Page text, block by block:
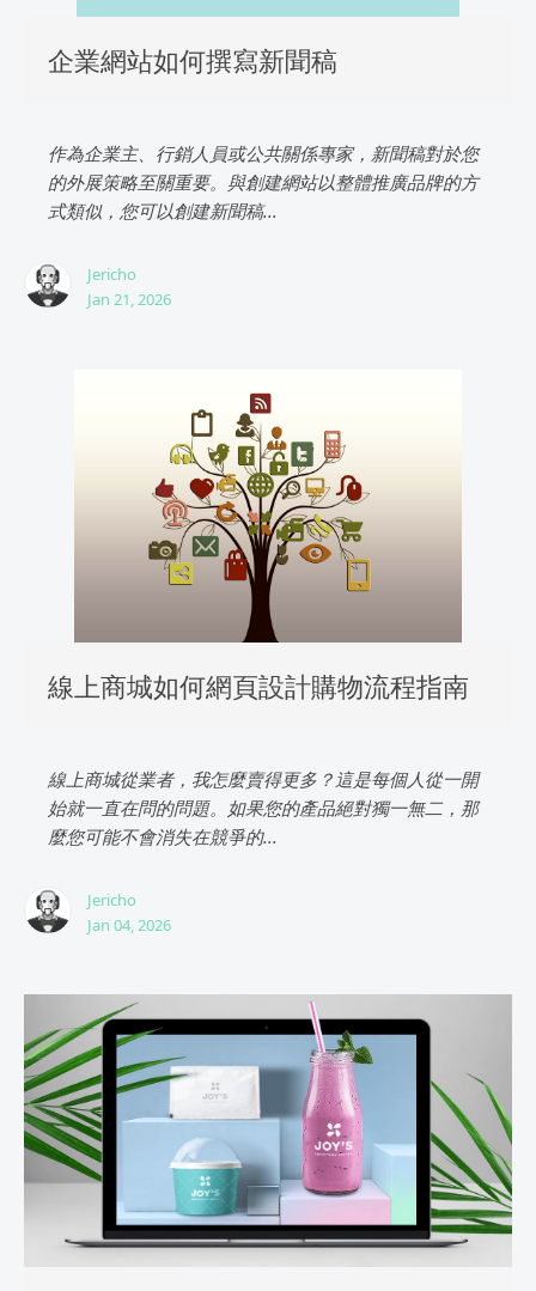
企業網站如何撰寫新聞稿
作為企業主、行銷人員或公共關係專家，新聞稿對於您
的外展策略至關重要。與創建網站以整體推廣品牌的方
式類似，您可以創建新聞稿...
Jericho
Jan 21, 2026
線上商城如何網頁設計購物流程指南
線上商城從業者，我怎麼賣得更多？這是每個人從一開
始就一直在問的問題。如果您的產品絕對獨一無二，那
麼您可能不會消失在競爭的...
Jericho
Jan 04, 2026